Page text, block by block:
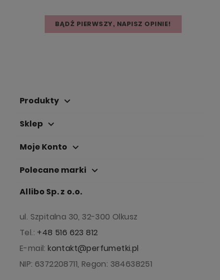
BĄDŹ PIERWSZY, NAPISZ OPINIE!
Produkty keyboard_arrow_down
Sklep keyboard_arrow_down
Moje Konto keyboard_arrow_down
Polecane marki keyboard_arrow_down
Allibo Sp. z o.o.
ul. Szpitalna 30, 32-300 Olkusz
Tel.: +48 516 623 812
E-mail:kontakt@perfumetki.pl
NIP: 6372208711, Regon: 384638251